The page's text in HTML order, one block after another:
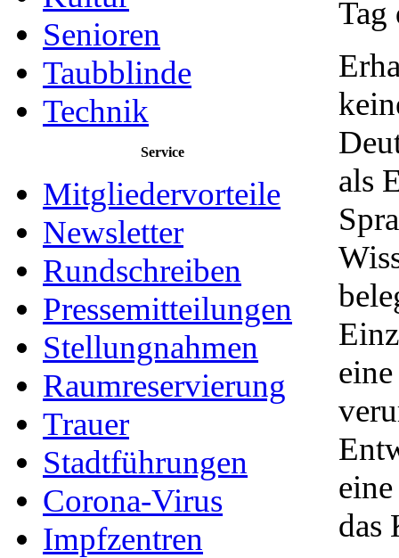
Senioren
Taubblinde
Technik
Service
Mitgliedervorteile
Newsletter
Rundschreiben
Pressemitteilungen
Stellungnahmen
Raumreservierung
Trauer
Stadtführungen
Corona-Virus
Impfzentren
als
das